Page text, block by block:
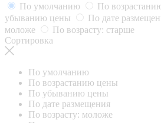
По умолчанию
По
убыванию цены
По дате
моложе
По возрасту: старше
Сортировка
По умолчанию
По возрастанию цены
По убыванию цены
По дате размещения
По возрасту: моложе